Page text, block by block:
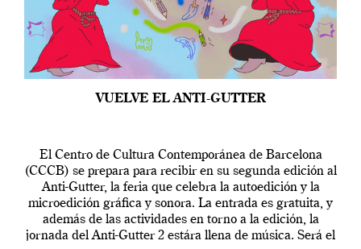
VUELVE EL ANTI-GUTTER
El Centro de Cultura Contemporánea de Barcelona
(CCCB) se prepara para recibir en su segunda edición al
Anti-Gutter, la feria que celebra la autoedición y la
microedición gráfica y sonora. La entrada es gratuita, y
además de las actividades en torno a la edición, la
jornada del Anti-Gutter 2 estára llena de música. Será el